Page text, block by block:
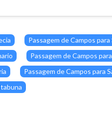
Passagem de Campos
Passagem de Campos
Passagem de Campos para